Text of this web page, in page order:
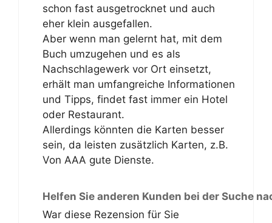
schon fast ausgetrocknet und auch
eher klein ausgefallen.
Aber wenn man gelernt hat, mit dem
Buch umzugehen und es als
Nachschlagewerk vor Ort einsetzt,
erhält man umfangreiche Informationen
und Tipps, findet fast immer ein Hotel
oder Restaurant.
Allerdings könnten die Karten besser
sein, da leisten zusätzlich Karten, z.B.
Von AAA gute Dienste.
Helfen Sie anderen Kunden bei der Suche
War diese Rezension für Sie